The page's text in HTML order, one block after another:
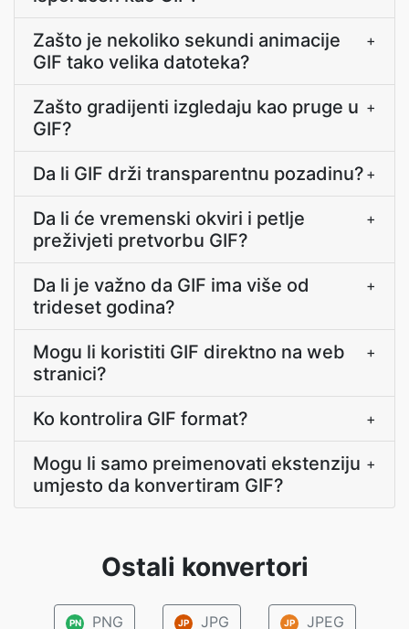
Zašto je nekoliko sekundi animacije
GIF tako velika datoteka?
+
Zašto gradijenti izgledaju kao pruge u
GIF?
+
Da li GIF drži transparentnu pozadinu? +
Da li će vremenski okviri i petlje
preživjeti pretvorbu GIF?
+
Da li je važno da GIF ima više od
trideset godina?
+
Mogu li koristiti GIF direktno na web
stranici?
+
Ko kontrolira GIF format? +
Mogu li samo preimenovati ekstenziju
umjesto da konvertiram GIF?
+
Ostali konvertori
PN PNG JP JPG JP JPEG